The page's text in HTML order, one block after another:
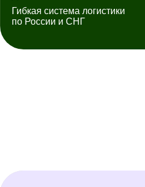
Гибкая система логистики
по России и СНГ